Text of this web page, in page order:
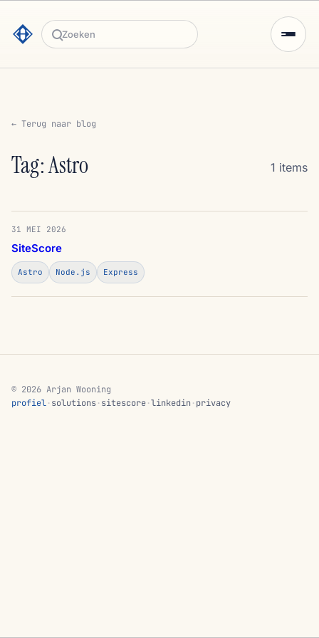
Zoeken
← Terug naar blog
Tag: Astro 1 items
31 MEI 2026
SiteScore
Astro Node.js Express
© 2026 Arjan Wooning
profiel·solutions·sitescore·linkedin ·privacy